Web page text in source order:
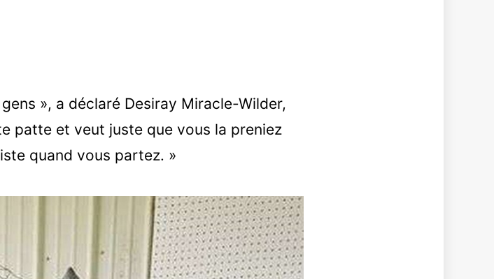
gens », a déclaré Desiray Miracle-Wilder,
patte et veut juste que vous la preniez
quand vous partez. »